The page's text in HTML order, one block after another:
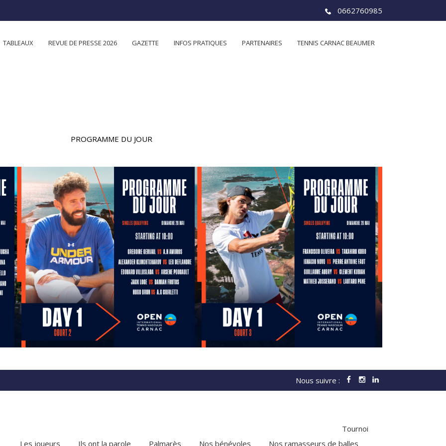
0662760985
TABLEAUX REVUE DE PRESSE 2026 GAZETTE INFOS PRATIQUES PARTENAIRES TENNIS CARNAC BEAUMER
PROGRAMME DU JOUR
Nous suivre :
Tournoi
Les joueurs
Ils ont la parole Palmarès Nos bénévoles Nos ramasseurs de balles